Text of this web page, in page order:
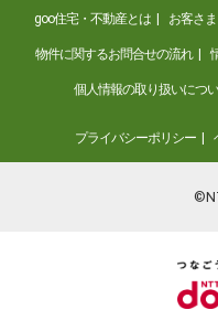
goo住宅・不動産とは お客さ
物件に関するお問合せの流れ
個人情報の取り扱いにつ
プライバシーポリシー